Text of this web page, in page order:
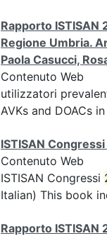
Rapporto
Regione Umbria.
Paola Casucci,
Contenuto Web
utilizzatori
AVKs and DOACs
ISTISAN Congressi
Contenuto Web
ISTISAN Congressi
Italian) This book
Rapporto